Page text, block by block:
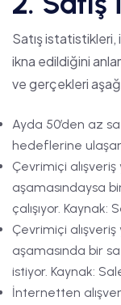
Satış istatistikleri,
ikna edildiğini
ve gerçekleri
Ayda 50’den az
hedeflerine
Çevrimiçi alışveriş
aşamasındaysa
çalışıyor. Kaynak:
Çevrimiçi alışveriş
aşamasında bir
istiyor. Kaynak:
İnternetten